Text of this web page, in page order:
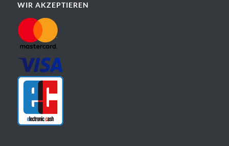
WIR AKZEPTIEREN